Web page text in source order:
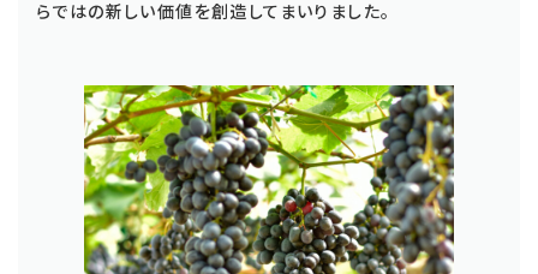
らではの新しい価値を創造してまいりました。